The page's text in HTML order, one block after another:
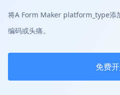
将A Form Maker platform_type添
编码或头痛。
免费